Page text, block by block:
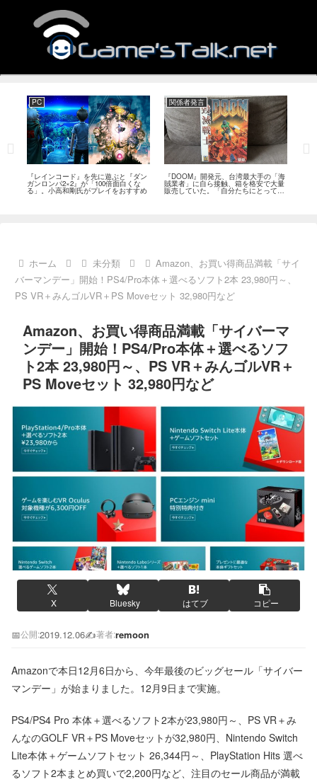
PC
『レインコード』を先に遊ぶと『ダン
ガンロンパ2×2』が「100倍面白くな
る」。小高和剛氏がプレイをおすすめ
関係者発言
『DOOM』開発元、台湾最大手の「海
賊業者」に自ら接触、箱を格安で大量
販売していた。「自分たちにとっては
流通だった」
ホーム 未分類
Amazon、お買い得商品満載「サイ
バーマンデー」開始！PS4/Pro本体＋選べるソフト2本 23,980円～、
PS VR＋みんゴルVR＋PS Moveセット 32,980円など
Amazon、お買い得商品満載「サイバーマ
ンデー」開始！PS4/Pro本体＋選べるソフ
ト2本 23,980円～、PS VR＋みんゴルVR＋
PS Moveセット 32,980円など
X Bluesky はてブ コピー
📅公開:2019.12.06✍️著者:remoon
Amazonで本日12月6日から、今年最後のビッグセール「サイバー
マンデー」が始まりました。12月9日まで実施。
PS4/PS4 Pro 本体＋選べるソフト2本が23,980円～、PS VR＋み
んなのGOLF VR＋PS Moveセットが32,980円、Nintendo Switch
Lite本体＋ゲームソフトセット 26,344円～、PlayStation Hits 選べ
るソフト2本まとめ買いで2,200円など、注目のセール商品が満載